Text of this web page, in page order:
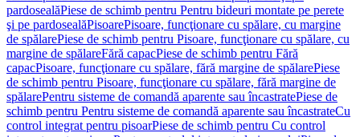
pardosealăPiese de schimb pentru Pentru bideuri montate pe perete
şi pe pardosealăPisoarePisoare, funcţionare cu spălare, cu margine
de spălarePiese de schimb pentru Pisoare, funcţionare cu spălare, cu
margine de spălareFără capacPiese de schimb pentru Fără
capacPisoare, funcţionare cu spălare, fără margine de spălarePiese
de schimb pentru Pisoare, funcţionare cu spălare, fără margine de
spălarePentru sisteme de comandă aparente sau încastratePiese de
schimb pentru Pentru sisteme de comandă aparente sau încastrateCu
control integrat pentru pisoarPiese de schimb pentru Cu control